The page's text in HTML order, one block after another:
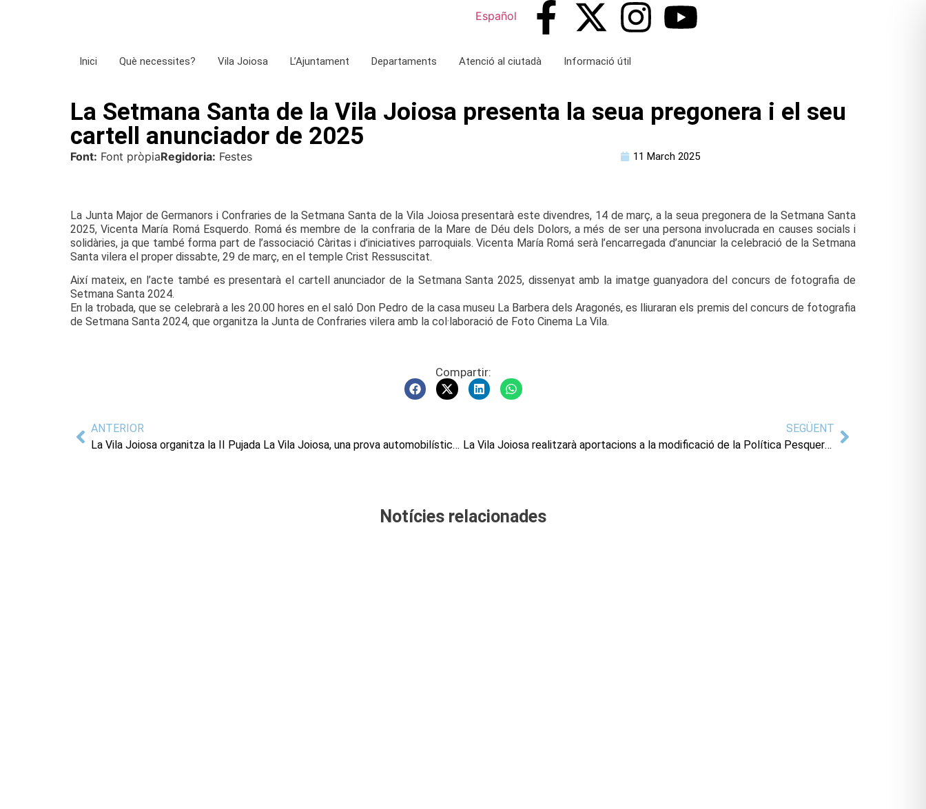
Español
Inici Què necessites? Vila Joiosa L’Ajuntament Departaments Atenció al ciutadà Informació útil
La Setmana Santa de la Vila Joiosa presenta la seua pregonera i el seu
cartell anunciador de 2025
Font: Font pròpiaRegidoria: Festes 11 March 2025
La Junta Major de Germanors i Confraries de la Setmana Santa de la Vila Joiosa presentarà este divendres, 14 de març, a la seua pregonera de la Setmana Santa
2025, Vicenta María Romá Esquerdo. Romá és membre de la confraria de la Mare de Déu dels Dolors, a més de ser una persona involucrada en causes socials i
solidàries, ja que també forma part de l’associació Càritas i d’iniciatives parroquials. Vicenta María Romá serà l’encarregada d’anunciar la celebració de la Setmana
Santa vilera el proper dissabte, 29 de març, en el temple Crist Ressuscitat.
Així mateix, en l’acte també es presentarà el cartell anunciador de la Setmana Santa 2025, dissenyat amb la imatge guanyadora del concurs de fotografia de
Setmana Santa 2024.
En la trobada, que se celebrarà a les 20.00 hores en el saló Don Pedro de la casa museu La Barbera dels Aragonés, es lliuraran els premis del concurs de fotografia
de Setmana Santa 2024, que organitza la Junta de Confraries vilera amb la col·laboració de Foto Cinema La Vila.
Compartir:
ANTERIOR
La Vila Joiosa organitza la II Pujada La Vila Joiosa, una prova automobilística puntuable per al Campionat de Muntanya de la Comunitat Valenciana
SEGÜENT
La Vila Joiosa realitzarà aportacions a la modificació de la Política Pesquera Comuna de la Comissió Europea
Notícies relacionades